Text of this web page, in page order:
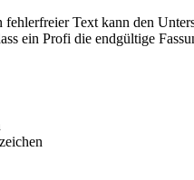
Text kann den
ein Profi die endgültige